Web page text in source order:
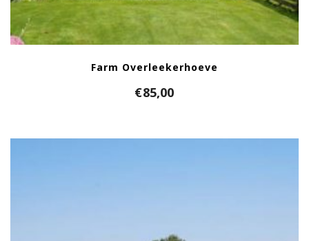
Farm Overleekerhoeve
€85,00